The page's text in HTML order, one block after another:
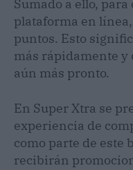
Sumado a ello,
plataforma en
puntos. Esto
más rápidamente
aún más pronto.
En Super Xtra se
experiencia de
como parte de este
recibirán